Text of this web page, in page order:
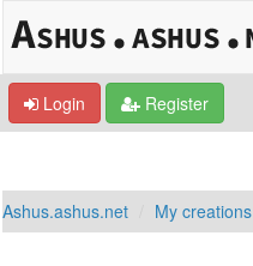
Login Register
Ashus.ashus.net My creations